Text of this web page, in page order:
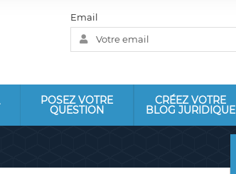
Email
POSEZ VOTRE
QUESTION
CRÉEZ VOTRE
BLOG JURIDIQUE